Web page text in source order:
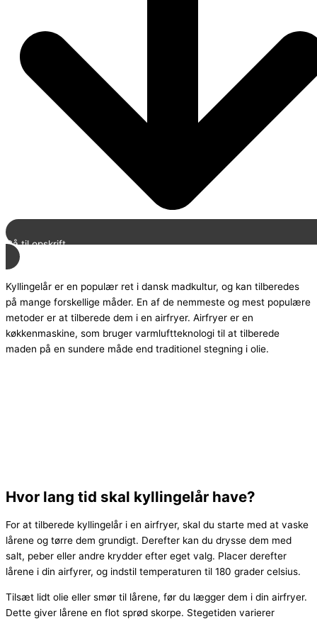
Gå til opskrift
Kyllingelår er en populær ret i dansk madkultur, og kan tilberedes
på mange forskellige måder. En af de nemmeste og mest populære
metoder er at tilberede dem i en airfryer. Airfryer er en
køkkenmaskine, som bruger varmluftteknologi til at tilberede
maden på en sundere måde end traditionel stegning i olie.
Hvor lang tid skal kyllingelår have?
For at tilberede kyllingelår i en airfryer, skal du starte med at vaske
lårene og tørre dem grundigt. Derefter kan du drysse dem med
salt, peber eller andre krydder efter eget valg. Placer derefter
lårene i din airfyrer, og indstil temperaturen til 180 grader celsius.
Tilsæt lidt olie eller smør til lårene, før du lægger dem i din airfryer.
Dette giver lårene en flot sprød skorpe. Stegetiden varierer